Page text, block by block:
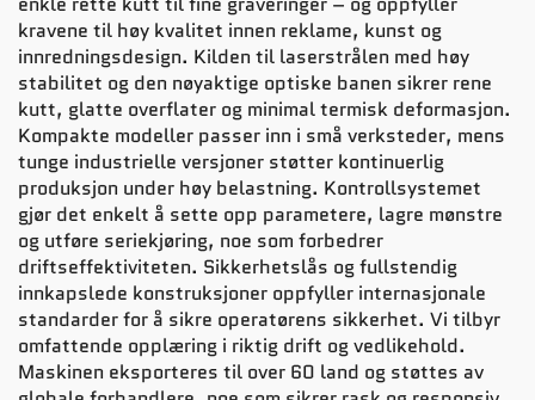
kravene til høy kvalitet innen reklame, kunst og
innredningsdesign. Kilden til laserstrålen med høy
stabilitet og den nøyaktige optiske banen sikrer rene
kutt, glatte overflater og minimal termisk deformasjon.
Kompakte modeller passer inn i små verksteder, mens
tunge industrielle versjoner støtter kontinuerlig
produksjon under høy belastning. Kontrollsystemet
gjør det enkelt å sette opp parametere, lagre mønstre
og utføre seriekjøring, noe som forbedrer
driftseffektiviteten. Sikkerhetslås og fullstendig
innkapslede konstruksjoner oppfyller internasjonale
standarder for å sikre operatørens sikkerhet. Vi tilbyr
omfattende opplæring i riktig drift og vedlikehold.
Maskinen eksporteres til over 60 land og støttes av